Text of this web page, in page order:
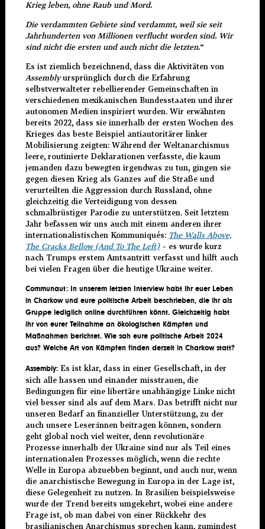
Krieg leben, ohne Raub und Mord.
Die verdammten Gebiete sind verdammt, weil sie seit
Jahrhunderten von Millionen verflucht worden sind. Wir
sind nicht die ersten und auch nicht die letzten.“
Es ist ziemlich bezeichnend, dass die Aktivitäten von
Assemblyursprünglich durch die Erfahrung
selbstverwalteter rebellierender Gemeinschaften in
verschiedenen mexikanischen Bundesstaaten und ihrer
autonomen Medien inspiriert wurden. Wir erwähnten
bereits 2022, dass sie innerhalb der ersten Wochen des
Krieges das beste Beispiel antiautoritärer linker
Mobilisierung zeigten: Während der Weltanarchismus
leere, routinierte Deklarationen verfasste, die kaum
jemanden dazu bewegten irgendwas zu tun, gingen sie
gegen diesen Krieg als Ganzes auf die Straße und
verurteilten die Aggression durch Russland, ohne
gleichzeitig die Verteidigung von dessen
schmalbrüstiger Parodie zu unterstützen. Seit letztem
Jahr befassen wir uns auch mit einem anderen ihrer
internationalistischen Kommuniqués: The Walls Above,
The Cracks Bellow (And To The Left)– es wurde kurz
nach Trumps erstem Amtsantritt verfasst und hilft auch
bei vielen Fragen über die heutige Ukraine weiter.
Communaut: In unserem letzten Interview habt ihr euer Leben
in Charkow und eure politische Arbeit beschrieben, die ihr als
Gruppe lediglich online durchführen könnt. Gleichzeitig habt
ihr von eurer Teilnahme an ökologischen Kämpfen und
Maßnahmen berichtet. Wie sah eure politische Arbeit 2024
aus? Welche Art von Kämpfen finden derzeit in Charkow statt?
Assembly: Es ist klar, dass in einer Gesellschaft, in der
sich alle hassen und einander misstrauen, die
Bedingungen für eine libertäre unabhängige Linke nicht
viel besser sind als auf dem Mars. Das betrifft nicht nur
unseren Bedarf an finanzieller Unterstützung, zu der
auch unsere Leser:innen beitragen können, sondern
geht global noch viel weiter, denn revolutionäre
Prozesse innerhalb der Ukraine sind nur als Teil eines
internationalen Prozesses möglich, wenn die rechte
Welle in Europa abzuebben beginnt, und auch nur, wenn
die anarchistische Bewegung in Europa in der Lage ist,
diese Gelegenheit zu nutzen. In Brasilien beispielsweise
wurde der Trend bereits umgekehrt, wobei eine andere
Frage ist, ob man dabei von einer Rückkehr des
brasilianischen Anarchismus sprechen kann, zumindest